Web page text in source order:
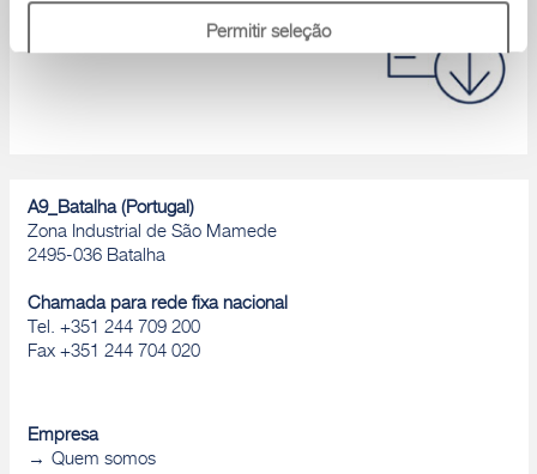
Permitir seleção
desempenho, D.o.P., Brochuras, ...
A9_Batalha (Portugal)
Zona Industrial de São Mamede
2495-036 Batalha
Chamada para rede fixa nacional
Tel. +351 244 709 200
Fax +351 244 704 020
Empresa
Quem somos